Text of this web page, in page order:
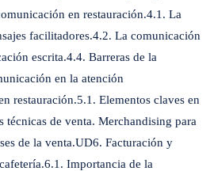
en restauración.4.1. La
facilitadores.4.2. La comunicación
escrita.4.4. Barreras de la
en la atención
restauración.5.1. Elementos claves en
técnicas de venta. Merchandising para
de la venta.UD6. Facturación y
Importancia de la